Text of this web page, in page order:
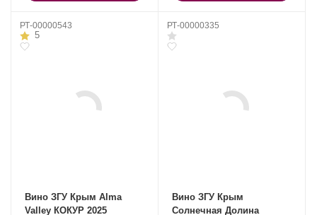
РТ-00000543
5
Вино ЗГУ Крым Alma
Valley КОКУР 2025
РТ-00000335
Вино ЗГУ Крым
Солнечная Долина